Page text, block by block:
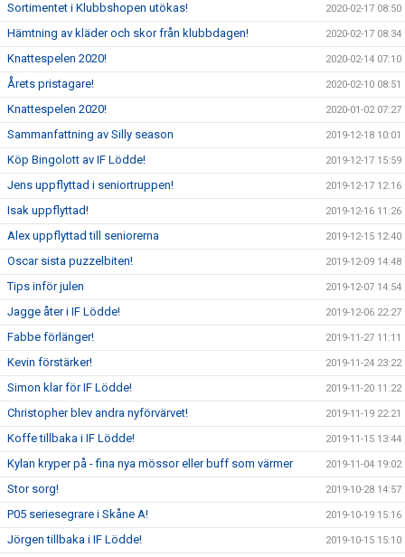
Sortimentet i Klubbshopen utökas! 2020-02-17 08:50
Hämtning av kläder och skor från klubbdagen! 2020-02-17 08:34
Knattespelen 2020! 2020-02-14 07:10
Årets pristagare! 2020-02-10 08:51
Knattespelen 2020! 2020-01-02 07:27
Sammanfattning av Silly season 2019-12-18 10:01
Köp Bingolott av IF Lödde! 2019-12-17 15:59
Jens uppflyttad i seniortruppen! 2019-12-17 12:16
Isak uppflyttad! 2019-12-16 11:26
Alex uppflyttad till seniorerna 2019-12-15 12:40
Oscar sista puzzelbiten! 2019-12-09 14:48
Tips inför julen 2019-12-07 14:54
Jagge åter i IF Lödde! 2019-12-06 22:27
Fabbe förlänger! 2019-11-27 11:11
Kevin förstärker! 2019-11-24 23:22
Simon klar för IF Lödde! 2019-11-20 11:22
Christopher blev andra nyförvärvet! 2019-11-19 22:21
Koffe tillbaka i IF Lödde! 2019-11-15 13:44
Kylan kryper på - fina nya mössor eller buff som värmer 2019-11-04 19:02
Stor sorg! 2019-10-28 14:57
P05 seriesegrare i Skåne A! 2019-10-19 15:16
Jörgen tillbaka i IF Lödde! 2019-10-15 15:10